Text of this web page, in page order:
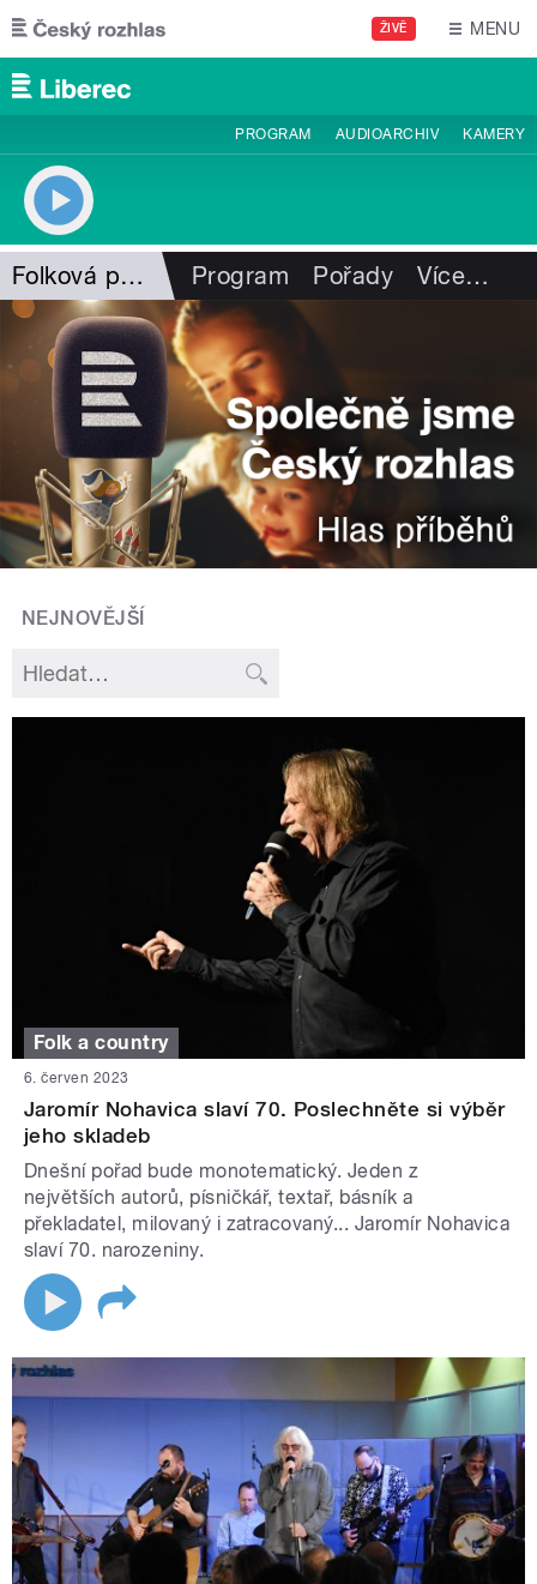
Přejít k hlavnímu obsahu
ŽIVĚ MENU
PROGRAM AUDIOARCHIV KAMERY
Folková pohlazení Program Pořady Více…
NEJNOVĚJŠÍ
Folk a country
6. červen 2023
Jaromír Nohavica slaví 70. Poslechněte si výběr
jeho skladeb
Dnešní pořad bude monotematický. Jeden z
největších autorů, písničkář, textař, básník a
překladatel, milovaný i zatracovaný... Jaromír Nohavica
slaví 70. narozeniny.